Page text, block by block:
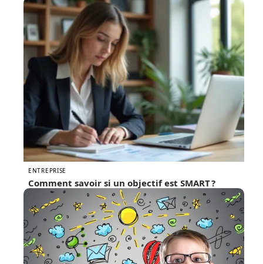
ENTREPRISE
Comment savoir si un objectif est SMART ?